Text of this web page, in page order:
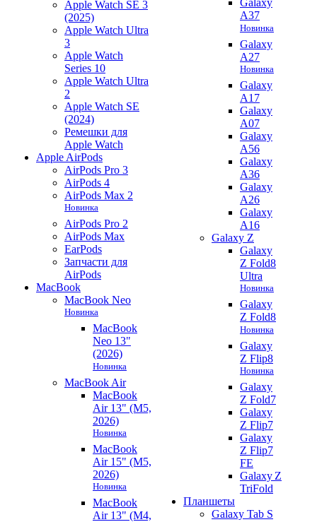
Apple Watch SE 3
(2025)
Apple Watch Ultra
3
Apple Watch
Series 10
Apple Watch Ultra
2
Apple Watch SE
(2024)
Ремешки для
Apple Watch
Apple AirPods
AirPods Pro 3
AirPods 4
AirPods Max 2
Новинка
AirPods Pro 2
AirPods Max
EarPods
Запчасти для
AirPods
MacBook
MacBook Neo
Новинка
MacBook
Neo 13"
(2026)
Новинка
MacBook Air
MacBook
Air 13" (M5,
2026)
Новинка
MacBook
Air 15" (M5,
2026)
Новинка
MacBook
Air 13" (M4,
Galaxy
A37
Новинка
Galaxy
A27
Новинка
Galaxy
A17
Galaxy
A07
Galaxy
A56
Galaxy
A36
Galaxy
A26
Galaxy
A16
Galaxy Z
Galaxy
Z Fold8
Ultra
Новинка
Galaxy
Z Fold8
Новинка
Galaxy
Z Flip8
Новинка
Galaxy
Z Fold7
Galaxy
Z Flip7
Galaxy
Z Flip7
FE
Galaxy Z
TriFold
Планшеты
Galaxy Tab S